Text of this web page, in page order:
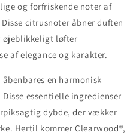
og forfriskende noter af
citrusnoter åbner duften
øjeblikkeligt løfter
af elegance og karakter.
en harmonisk
essentielle ingredienser
dybde, der vækker
Hertil kommer Clearwood®,